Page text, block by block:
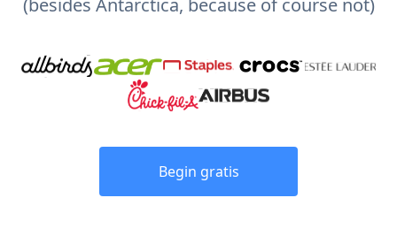
(besides Antarctica, because of course not)
Begin gratis